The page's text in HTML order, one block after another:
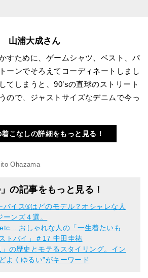
山浦大成さん
すために、ゲームシャツ、ベスト、パ
ーンでそろえてコーディネートしまし
てしまうと、90’sの直球のストリート
ので、ジャストサイズなデニムで今っ
こなしの詳細をもっと見る！
Ohazama
の記事をもっと見る！
バイス®︎はどのモデル？オシャレな人
ンズ４選。
おしゃれな人の「一生着たいも
トバイ」＃17 中田圭祐
の歴史とモテるスタイリング。イン
よくゆるい”がキーワード